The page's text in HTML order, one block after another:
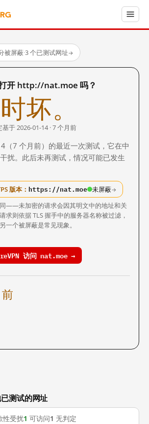
被屏蔽·3 个已测试网址→
开 http://nat.moe 吗？
坏。
基于 2026-01-14 · 7 个月前
（7 个月前）的最近一次测试，它在中
扰。此后未再测试，情况可能已发生
版本： https://nat.moe 未屏蔽→
——未加密的请求会因其明文中的地址和关
求则依据 TLS 握手中的服务器名称被过滤，
一个被屏蔽是常见现象。
访问 nat.moe →
测试的网址
性受扰1 可访问1 无判定